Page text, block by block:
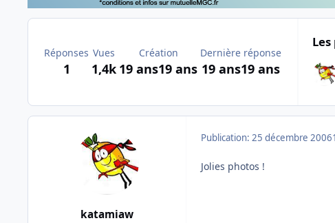
Réponses
1
Vues
1,4k
Création
19 ans19 ans
Dernière réponse
19 ans19 ans
katamiaw
Publication: 25 décembre 2006
Jolies photos !